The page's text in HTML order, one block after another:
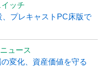
ッチ
プレキャストPC床版で
ュース
変化、資産価値を守る